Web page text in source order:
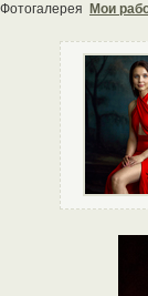
Фотогалерея Мои